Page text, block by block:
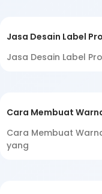
Jasa Desain Label
Jasa Desain Label
Cara Membuat
Cara Membuat
yang